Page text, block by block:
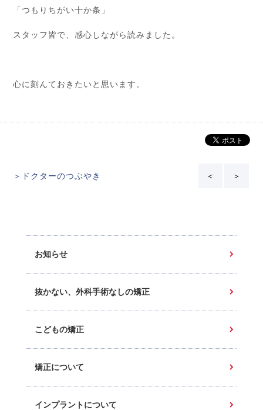
「つもりちがい十か条」
スタッフ皆で、感心しながら読みました。
心に刻んておきたいと思います。
＞ドクターのつぶやき ＜ ＞
お知らせ
抜かない、外科手術なしの矯正
こどもの矯正
矯正について
インプラントについて